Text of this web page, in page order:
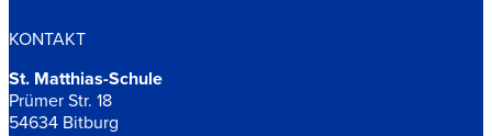
KONTAKT
St. Matthias-Schule
Prümer Str. 18
54634 Bitburg